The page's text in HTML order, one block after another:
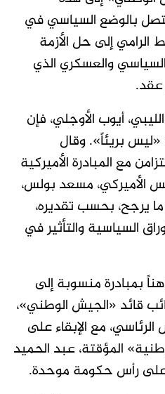
بالوضع السياسي في
الرامي إلى حل الأزمة
والعسكري الذي
عقد.
أيوب الأوجلي، فإن
«ليس بريئاً». وقال
مع المبادرة الأميركية
الأميركي، مسعد بولس،
يرجح، بحسب تقديره،
السياسية والتأثير في
بمبادرة منسوبة إلى
قائد «الجيش الوطني»،
مع الإبقاء على
المؤقتة، عبد الحميد
على رأس حكومة موحدة.